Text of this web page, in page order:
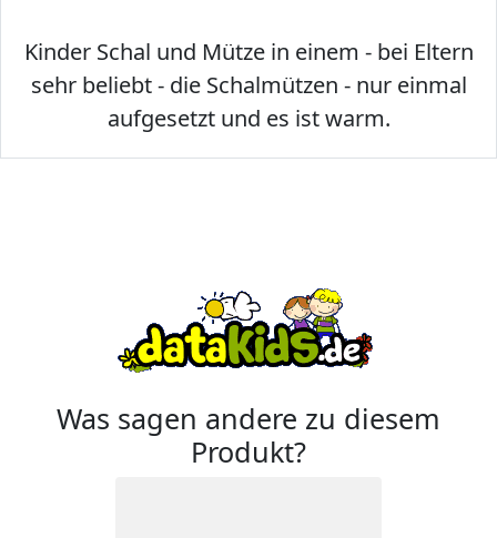
Kinder Schal und Mütze in einem - bei Eltern
sehr beliebt - die Schalmützen - nur einmal
aufgesetzt und es ist warm.
Was sagen andere zu diesem
Produkt?